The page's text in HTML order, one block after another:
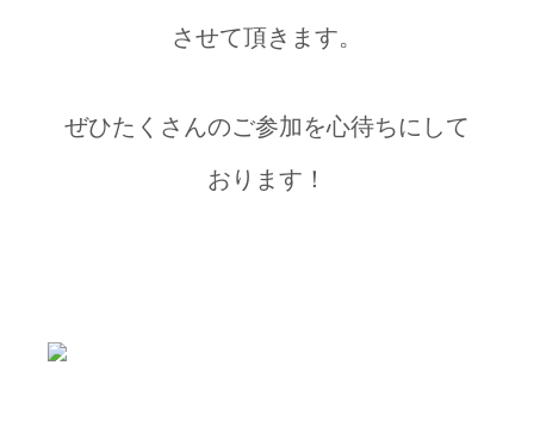
させて頂きます。
ぜひたくさんのご参加を心待ちにして
おります！